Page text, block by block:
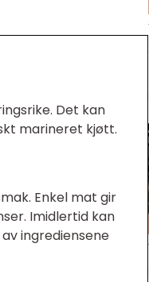
Det kan
marineret kjøtt.
Enkel mat gir
Imidlertid kan
ingrediensene